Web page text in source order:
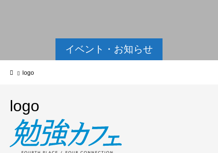
イベント・お知らせ
logo
logo